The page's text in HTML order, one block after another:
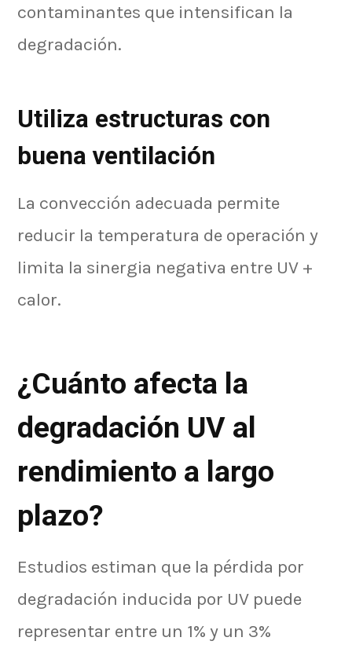
contaminantes que intensifican la
degradación.
Utiliza estructuras con
buena ventilación
La convección adecuada permite
reducir la temperatura de operación y
limita la sinergia negativa entre UV +
calor.
¿Cuánto afecta la
degradación UV al
rendimiento a largo
plazo?
Estudios estiman que la pérdida por
degradación inducida por UV puede
representar entre un 1% y un 3%